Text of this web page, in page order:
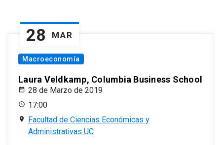
28 MAR
Macroeconomía
Laura Veldkamp, Columbia Business School
28 de Marzo de 2019
17:00
Facultad de Ciencias Económicas y
Administrativas UC